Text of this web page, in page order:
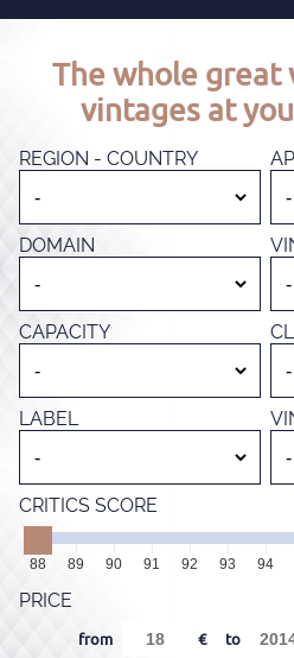
The whole great
vintages at
REGION - COUNTRY
DOMAIN
CAPACITY
LABEL
CRITICS SCORE
88 89 90 91 92 93 94
PRICE
from to